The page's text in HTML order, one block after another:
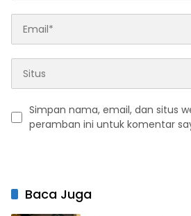
Simpan nama, email, dan situs
peramban ini untuk komentar
Baca Juga